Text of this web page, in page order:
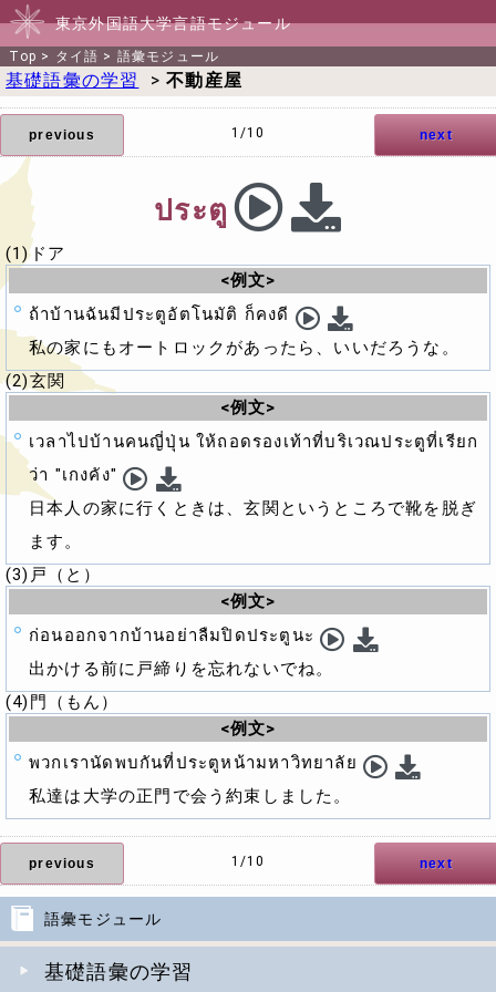
東京外国語大学言語モジュール
Top > タイ語 > 語彙モジュール
語彙モジュール
基礎語彙の学習
基礎語彙の学習 >不動産屋
previous next
1/10
ประตู
(1)ドア
<例文>
ถ้าบ้านฉันมีประตูอัตโนมัติ ก็คงดี
私の家にもオートロックがあったら、いいだろうな。
(2)玄関
<例文>
เวลาไปบ้านคนญี่ปุ่น ให้ถอดรองเท้าที่บริเวณประตูที่เรียก
ว่า "เกงคัง"
日本人の家に行くときは、玄関というところで靴を脱ぎ
ます。
(3)戸（と）
<例文>
ก่อนออกจากบ้านอย่าลืมปิดประตูนะ
出かける前に戸締りを忘れないでね。
(4)門（もん）
<例文>
พวกเรานัดพบกันที่ประตูหน้ามหาวิทยาลัย
私達は大学の正門で会う約束しました。
previous next
1/10